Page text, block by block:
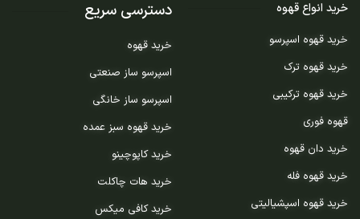
خرید انواع قهوه
خرید قهوه اسپرسو
خرید قهوه ترک
خرید قهوه ترکیبی
قهوه فوری
خرید دان قهوه
خرید قهوه فله
خرید قهوه اسپشیالیتی
دسترسی سریع
خرید قهوه
اسپرسو ساز صنعتی
اسپرسو ساز خانگی
خرید قهوه سبز عمده
خرید کاپوچینو
خرید هات چاکلت
خرید کافی میکس